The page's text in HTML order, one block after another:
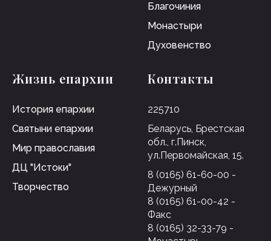
Благочиния
Монастыри
Духовенство
Жизнь епархии
История епархии
Святыни епархии
Мир православия
ДЦ "Истоки"
Творчество
Контакты
225710
Беларусь, Брестская
обл., г.Пинск,
ул.Первомайская, 15.
8 (0165) 61-60-00 -
Дежурный
8 (0165) 61-00-42 -
Факс
8 (0165) 32-33-79 -